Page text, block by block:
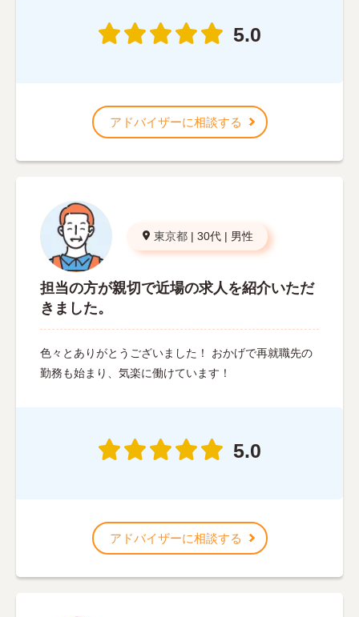
5.0
アドバイザーに相談する
東京都 | 30代 | 男性
担当の方が親切で近場の求人を紹介いただ
きました。
色々とありがとうございました！ おかげで再就職先の
勤務も始まり、気楽に働けています！
5.0
アドバイザーに相談する